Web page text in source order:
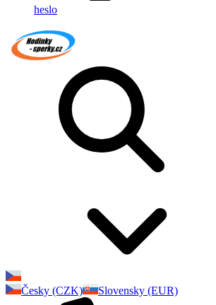
heslo
Česky (CZK)
Slovensky (EUR)